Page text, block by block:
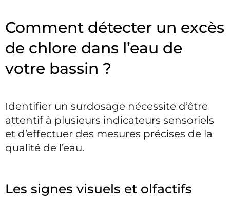
Comment détecter un excès
de chlore dans l’eau de
votre bassin ?
Identifier un surdosage nécessite d’être
attentif à plusieurs indicateurs sensoriels
et d’effectuer des mesures précises de la
qualité de l’eau.
Les signes visuels et olfactifs